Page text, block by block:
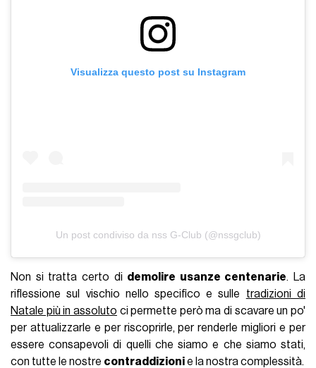
Visualizza questo post su Instagram
Un post condiviso da nss G-Club (@nssgclub)
Non si tratta certo di demolire usanze centenarie. La
riflessione sul vischio nello specifico e sulle tradizioni di
Natale più in assoluto ci permette però ma di scavare un po'
per attualizzarle e per riscoprirle, per renderle migliori e per
essere consapevoli di quelli che siamo e che siamo stati,
con tutte le nostre contraddizionie la nostra complessità.